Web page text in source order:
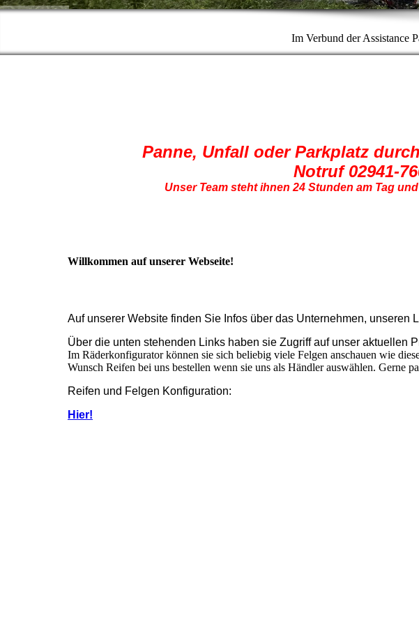
Im Verbund der Assistance
Panne, Unfall oder Parkplatz
Notruf 02941-
Unser Team steht ihnen 24 Stunden am Tag
Willkommen auf unserer Webseite!
Auf unserer Website finden Sie Infos über das Unternehmen, unseren
Über die unten stehenden Links haben sie Zugriff auf unser aktuellen
Im Räderkonfigurator können sie sich beliebig viele Felgen anschauen wie
Wunsch Reifen bei uns bestellen wenn sie uns als Händler auswählen. Gerne
Reifen und Felgen Konfiguration:
Hier!